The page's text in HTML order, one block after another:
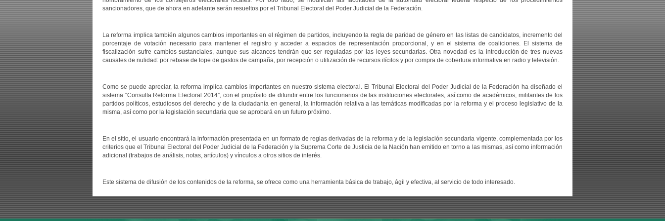
sancionadores, que de ahora en adelante serán resueltos por el Tribunal Electoral del Poder Judicial de la Federación.
La reforma implica también algunos cambios importantes en el régimen de partidos, incluyendo la regla de paridad de género en las listas de candidatos, incremento del
porcentaje de votación necesario para mantener el registro y acceder a espacios de representación proporcional, y en el sistema de coaliciones. El sistema de
fiscalización sufre cambios sustanciales, aunque sus alcances tendrán que ser reguladas por las leyes secundarias. Otra novedad es la introducción de tres nuevas
causales de nulidad: por rebase de tope de gastos de campaña, por recepción o utilización de recursos ilícitos y por compra de cobertura informativa en radio y televisión.
Como se puede apreciar, la reforma implica cambios importantes en nuestro sistema electoral. El Tribunal Electoral del Poder Judicial de la Federación ha diseñado el
sistema “Consulta Reforma Electoral 2014”, con el propósito de difundir entre los funcionarios de las instituciones electorales, así como de académicos, militantes de los
partidos políticos, estudiosos del derecho y de la ciudadanía en general, la información relativa a las temáticas modificadas por la reforma y el proceso legislativo de la
misma, así como por la legislación secundaria que se aprobará en un futuro próximo.
En el sitio, el usuario encontrará la información presentada en un formato de reglas derivadas de la reforma y de la legislación secundaria vigente, complementada por los
criterios que el Tribunal Electoral del Poder Judicial de la Federación y la Suprema Corte de Justicia de la Nación han emitido en torno a las mismas, así como información
adicional (trabajos de análisis, notas, artículos) y vínculos a otros sitios de interés.
Este sistema de difusión de los contenidos de la reforma, se ofrece como una herramienta básica de trabajo, ágil y efectiva, al servicio de todo interesado.